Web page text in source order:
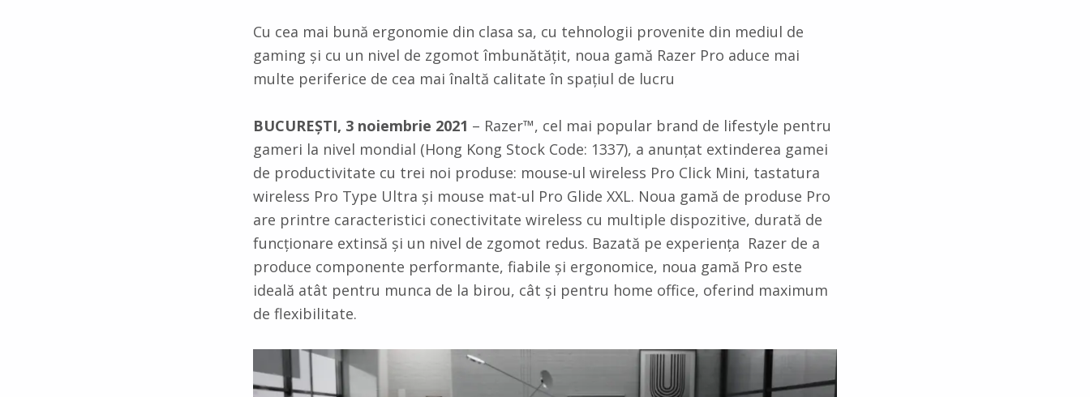
Cu cea mai bună ergonomie din clasa sa, cu tehnologii provenite din mediul de
gaming și cu un nivel de zgomot îmbunătățit, noua gamă Razer Pro aduce mai
multe periferice de cea mai înaltă calitate în spațiul de lucru
BUCUREȘTI, 3 noiembrie 2021 – Razer™, cel mai popular brand de lifestyle pentru
gameri la nivel mondial (Hong Kong Stock Code: 1337), a anunțat extinderea gamei
de productivitate cu trei noi produse: mouse-ul wireless Pro Click Mini, tastatura
wireless Pro Type Ultra și mouse mat-ul Pro Glide XXL. Noua gamă de produse Pro
are printre caracteristici conectivitate wireless cu multiple dispozitive, durată de
funcționare extinsă și un nivel de zgomot redus. Bazată pe experiența Razer de a
produce componente performante, fiabile și ergonomice, noua gamă Pro este
ideală atât pentru munca de la birou, cât și pentru home office, oferind maximum
de flexibilitate.